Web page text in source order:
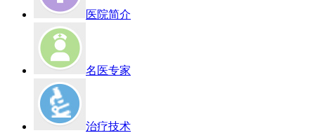
医院简介
名医专家
治疗技术